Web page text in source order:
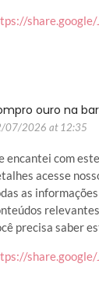
ouro na
07/2026 at 12:35
encantei com
acesse
as
precisa saber